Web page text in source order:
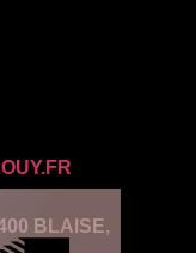
BLAISE,